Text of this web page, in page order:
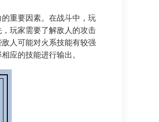
重要因素。在战斗中，玩
玩家需要了解敌人的攻击
人可能对火系技能有较强
应的技能进行输出。